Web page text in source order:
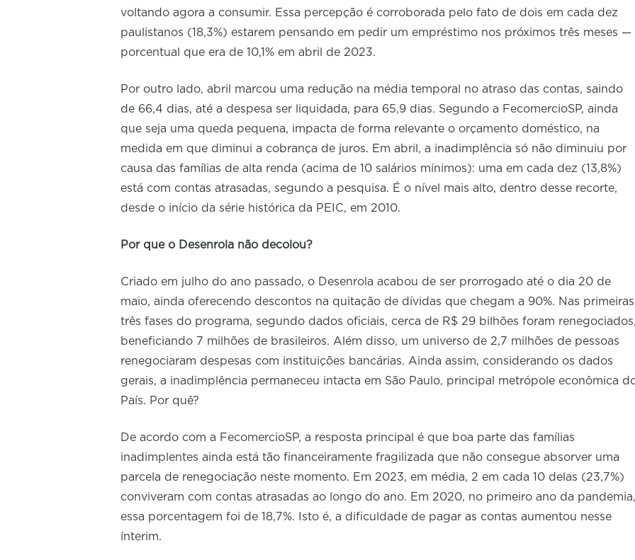
voltando agora a consumir. Essa percepção é corroborada pelo fato de dois em cada dez
paulistanos (18,3%) estarem pensando em pedir um empréstimo nos próximos três meses —
porcentual que era de 10,1% em abril de 2023.
Por outro lado, abril marcou uma redução na média temporal no atraso das contas, saindo
de 66,4 dias, até a despesa ser liquidada, para 65,9 dias. Segundo a FecomercioSP, ainda
que seja uma queda pequena, impacta de forma relevante o orçamento doméstico, na
medida em que diminui a cobrança de juros. Em abril, a inadimplência só não diminuiu por
causa das famílias de alta renda (acima de 10 salários mínimos): uma em cada dez (13,8%)
está com contas atrasadas, segundo a pesquisa. É o nível mais alto, dentro desse recorte,
desde o início da série histórica da PEIC, em 2010.
Por que o Desenrola não decolou?
Criado em julho do ano passado, o Desenrola acabou de ser prorrogado até o dia 20 de
maio, ainda oferecendo descontos na quitação de dívidas que chegam a 90%. Nas primeiras
três fases do programa, segundo dados oficiais, cerca de R$ 29 bilhões foram renegociados,
beneficiando 7 milhões de brasileiros. Além disso, um universo de 2,7 milhões de pessoas
renegociaram despesas com instituições bancárias. Ainda assim, considerando os dados
gerais, a inadimplência permaneceu intacta em São Paulo, principal metrópole econômica
País. Por quê?
De acordo com a FecomercioSP, a resposta principal é que boa parte das famílias
inadimplentes ainda está tão financeiramente fragilizada que não consegue absorver uma
parcela de renegociação neste momento. Em 2023, em média, 2 em cada 10 delas (23,7%)
conviveram com contas atrasadas ao longo do ano. Em 2020, no primeiro ano da pandemia,
essa porcentagem foi de 18,7%. Isto é, a dificuldade de pagar as contas aumentou nesse
ínterim.